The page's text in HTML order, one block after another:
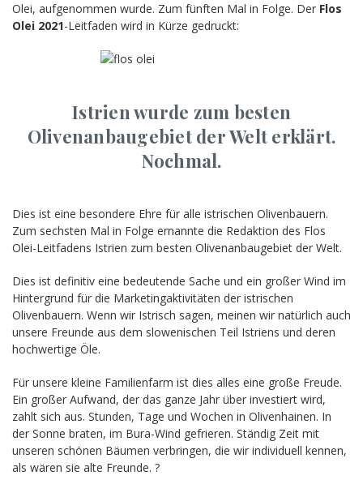
Olei, aufgenommen wurde. Zum fünften Mal in Folge. Der Flos
Olei 2021-Leitfaden wird in Kürze gedruckt:
Istrien wurde zum besten
Olivenanbaugebiet der Welt erklärt.
Nochmal.
Dies ist eine besondere Ehre für alle istrischen Olivenbauern.
Zum sechsten Mal in Folge ernannte die Redaktion des Flos
Olei-Leitfadens Istrien zum besten Olivenanbaugebiet der Welt.
Dies ist definitiv eine bedeutende Sache und ein großer Wind im
Hintergrund für die Marketingaktivitäten der istrischen
Olivenbauern. Wenn wir Istrisch sagen, meinen wir natürlich auch
unsere Freunde aus dem slowenischen Teil Istriens und deren
hochwertige Öle.
Für unsere kleine Familienfarm ist dies alles eine große Freude.
Ein großer Aufwand, der das ganze Jahr über investiert wird,
zahlt sich aus. Stunden, Tage und Wochen in Olivenhainen. In
der Sonne braten, im Bura-Wind gefrieren. Ständig Zeit mit
unseren schönen Bäumen verbringen, die wir individuell kennen,
als wären sie alte Freunde. ?